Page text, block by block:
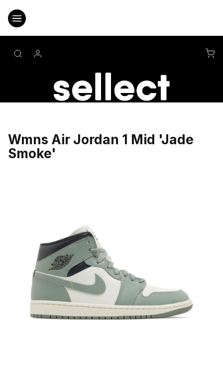
obsah
Wmns Air Jordan 1 Mid 'Jade
Smoke'